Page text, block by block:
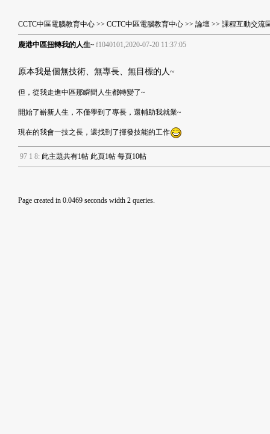
CCTC中區電腦教育中心 >> CCTC中區電腦教育中心 >> 論壇 >> 課程互動交流
鹿港中區扭轉我的人生~ f1040101,2020-07-20 11:37:05
原本我是個無技術、無專長、無目標的人~
但，從我走進中區那瞬間人生都轉變了~
開始了嶄新人生，不僅學到了專長，還輔助我就業~
現在的我會一技之長，還找到了揮發技能的工作
97 1 8: 此主題共有1帖 此頁1帖 每頁10帖
Page created in 0.0469 seconds width 2 queries.